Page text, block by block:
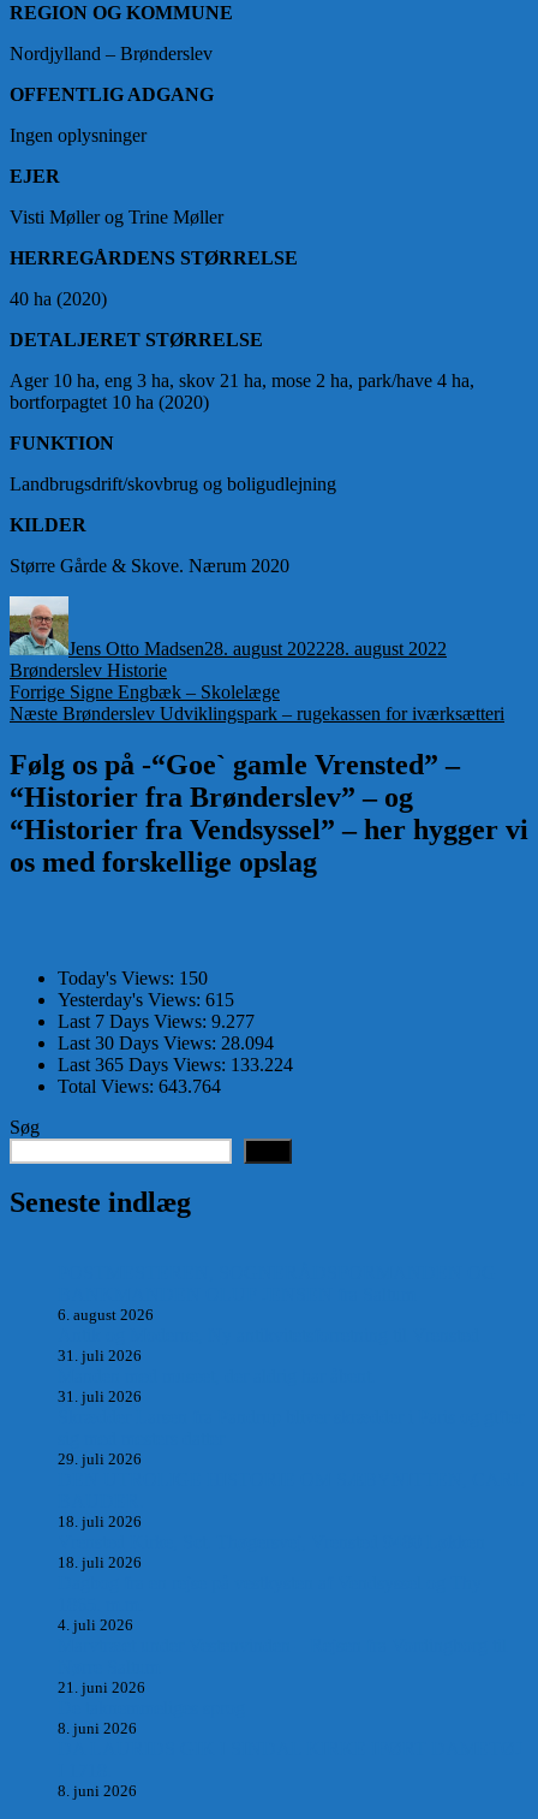
REGION OG KOMMUNE
Nordjylland – Brønderslev
OFFENTLIG ADGANG
Ingen oplysninger
EJER
Visti Møller og Trine Møller
HERREGÅRDENS STØRRELSE
40 ha (2020)
DETALJERET STØRRELSE
Ager 10 ha, eng 3 ha, skov 21 ha, mose 2 ha, park/have 4 ha,
bortforpagtet 10 ha (2020)
FUNKTION
Landbrugsdrift/skovbrug og boligudlejning
KILDER
Større Gårde & Skove. Nærum 2020
Jens Otto Madsen28. august 202228. august 2022
Brønderslev Historie
Indlægsnavigation
Forrige Forrige
indlæg:
Signe Engbæk – Skolelæge
Næste Næste
Brønderslev Udviklingspark – rugekassen for iværksætteri
Følg os på -“Goe` gamle Vrensted” –
“Historier fra Brønderslev” – og
“Historier fra Vendsyssel” – her hygger vi
os med forskellige opslag
Today's Views: 150
Yesterday's Views: 615
Last 7 Days Views: 9.277
Last 30 Days Views: 28.094
Last 365 Days Views: 133.224
Total Views: 643.764
Søg
Seneste indlæg
6. august 2026
31. juli 2026
31. juli 2026
29. juli 2026
18. juli 2026
18. juli 2026
4. juli 2026
21. juni 2026
8. juni 2026
8. juni 2026